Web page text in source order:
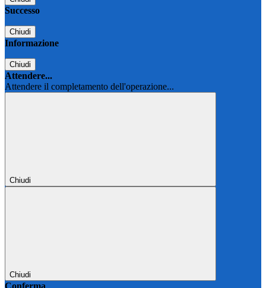
Successo
Chiudi
Informazione
Chiudi
Attendere...
Attendere il completamento dell'operazione...
Chiudi
Chiudi